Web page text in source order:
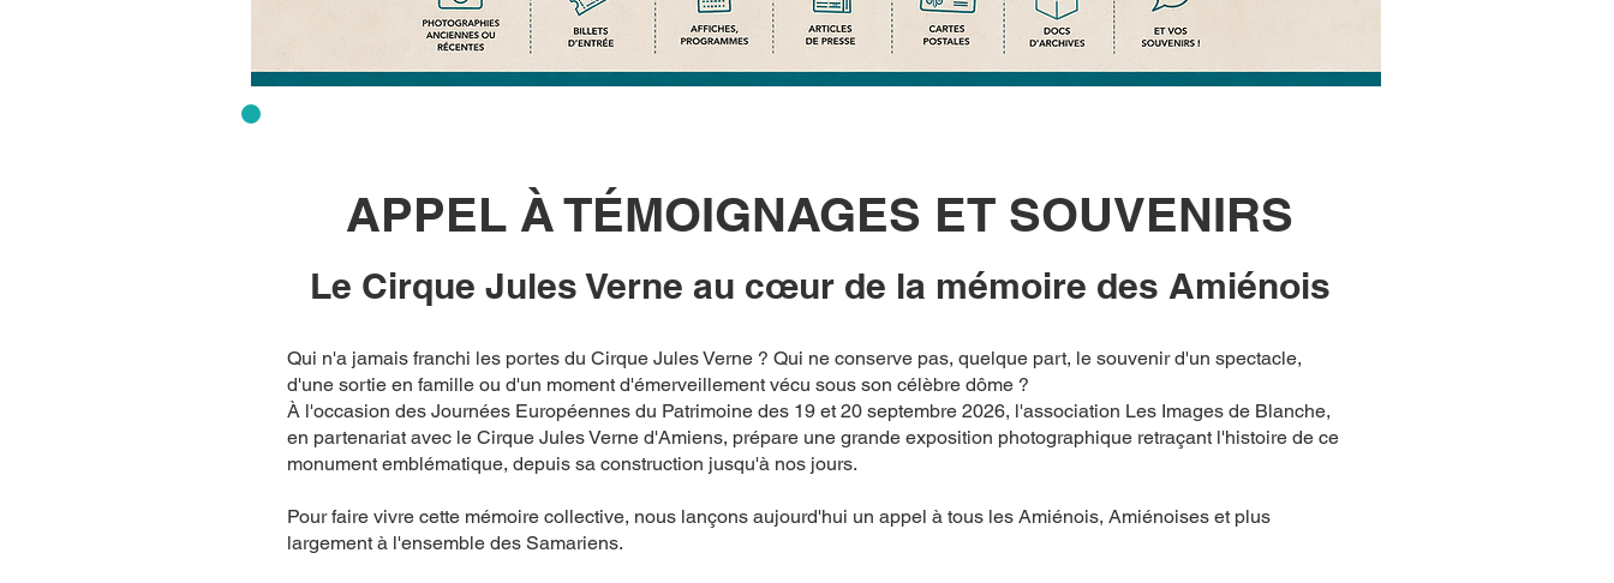
APPEL À TÉMOIGNAGES ET SOUVENIRS
Le Cirque Jules Verne au cœur de la mémoire des Amiénois
Qui n'a jamais franchi les portes du Cirque Jules Verne ? Qui ne conserve pas, quelque part, le souvenir d'un spectacle,
d'une sortie en famille ou d'un moment d'émerveillement vécu sous son célèbre dôme ?
À l'occasion des Journées Européennes du Patrimoine des 19 et 20 septembre 2026, l'association Les Images de Blanche,
en partenariat avec le Cirque Jules Verne d'Amiens, prépare une grande exposition photographique retraçant l'histoire de ce
monument emblématique, depuis sa construction jusqu'à nos jours.
Pour faire vivre cette mémoire collective, nous lançons aujourd'hui un appel à tous les Amiénois, Amiénoises et plus
largement à l'ensemble des Samariens.